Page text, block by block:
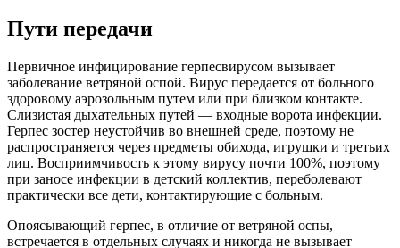
Пути передачи
Первичное инфицирование герпесвирусом вызывает
заболевание ветряной оспой. Вирус передается от больного
здоровому аэрозольным путем или при близком контакте.
Слизистая дыхательных путей — входные ворота инфекции.
Герпес зостер неустойчив во внешней среде, поэтому не
распространяется через предметы обихода, игрушки и третьих
лиц. Восприимчивость к этому вирусу почти 100%, поэтому
при заносе инфекции в детский коллектив, переболевают
практически все дети, контактирующие с больным.
Опоясывающий герпес, в отличие от ветряной оспы,
встречается в отдельных случаях и никогда не вызывает